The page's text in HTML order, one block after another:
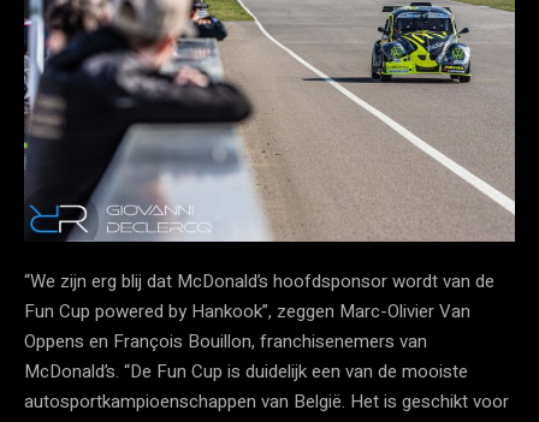
“We zijn erg blij dat McDonald’s hoofdsponsor wordt van de
Fun Cup powered by Hankook”, zeggen Marc-Olivier Van
Oppens en François Bouillon, franchisenemers van
McDonald’s. “De Fun Cup is duidelijk een van de mooiste
autosportkampioenschappen van België. Het is geschikt voor